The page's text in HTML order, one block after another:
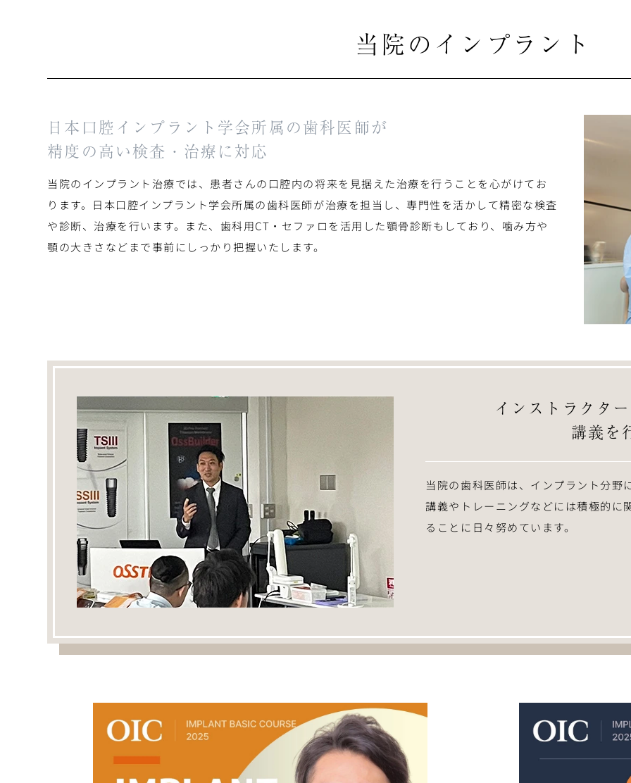
当院のインプラント
日本口腔インプラント学会所属の歯科医師が
精度の高い検査・治療に対応
当院のインプラント治療では、患者さんの口腔内の将来を見据えた治療を行うことを心がけてお
ります。日本口腔インプラント学会所属の歯科医師が治療を担当し、専門性を活かして精密な検査
や診断、治療を行います。また、歯科用CT・セファロを活用した顎骨診断もしており、噛み方や
顎の大きさなどまで事前にしっかり把握いたします。
インストラクタ
講義を
当院の歯科医師は、インプラント分野
講義やトレーニングなどには積極的に
ることに日々努めています。